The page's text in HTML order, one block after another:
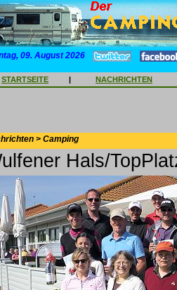
09. August 2026
STARTSEITE | NACHRICHTEN
> Camping
Hals/